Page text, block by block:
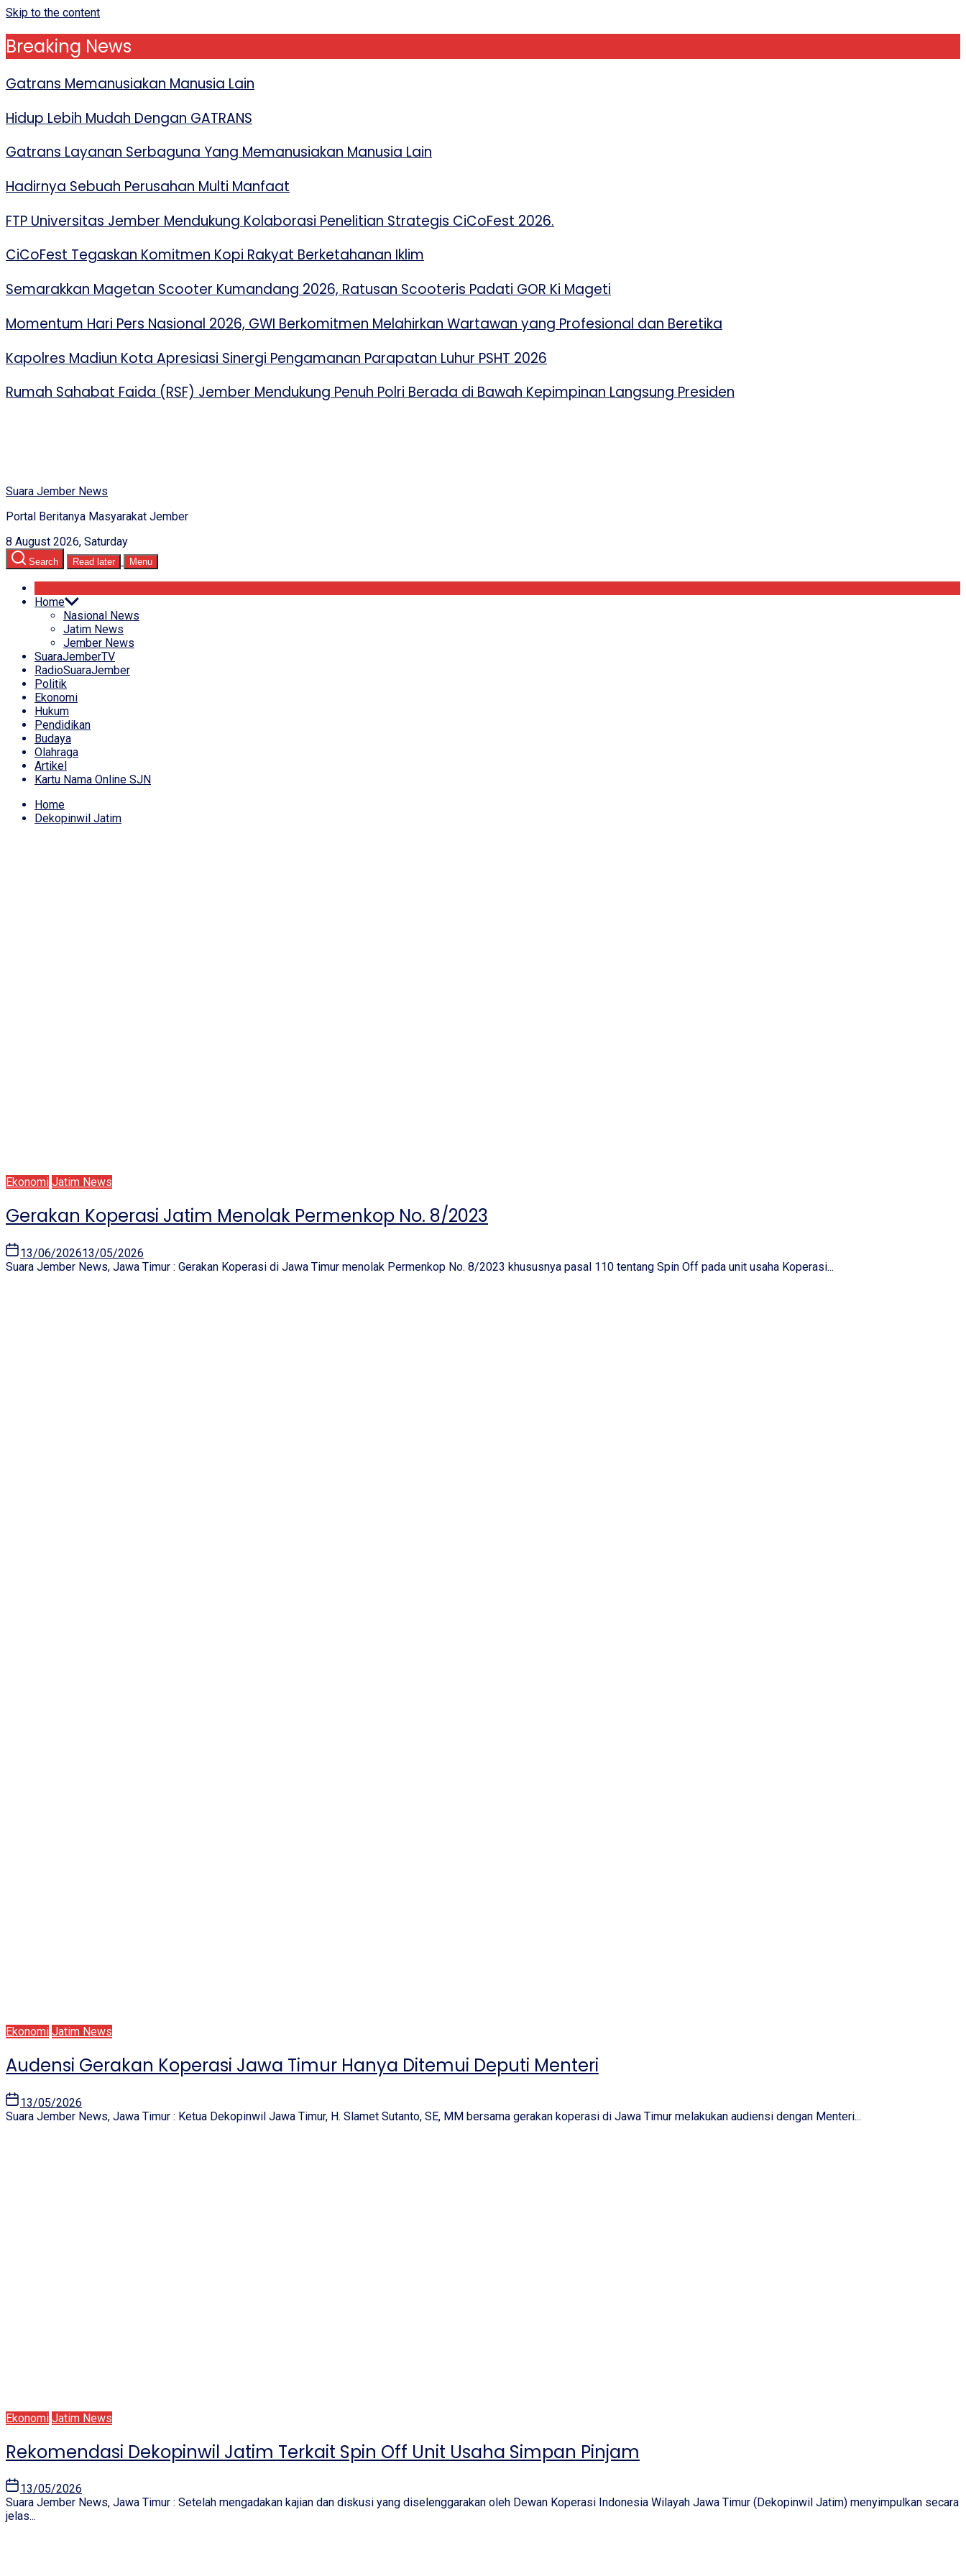
Skip to the content
Breaking News
Gatrans Memanusiakan Manusia Lain
Hidup Lebih Mudah Dengan GATRANS
Gatrans Layanan Serbaguna Yang Memanusiakan Manusia Lain
Hadirnya Sebuah Perusahan Multi Manfaat
FTP Universitas Jember Mendukung Kolaborasi Penelitian Strategis CiCoFest 2026.
CiCoFest Tegaskan Komitmen Kopi Rakyat Berketahanan Iklim
Semarakkan Magetan Scooter Kumandang 2026, Ratusan Scooteris Padati GOR Ki Mageti
Momentum Hari Pers Nasional 2026, GWI Berkomitmen Melahirkan Wartawan yang Profesional dan Beretika
Kapolres Madiun Kota Apresiasi Sinergi Pengamanan Parapatan Luhur PSHT 2026
Rumah Sahabat Faida (RSF) Jember Mendukung Penuh Polri Berada di Bawah Kepimpinan Langsung Presiden
Suara Jember News
Portal Beritanya Masyarakat Jember
8 August 2026, Saturday
Search Read later Menu
Home
Nasional News
Jatim News
Jember News
SuaraJemberTV
RadioSuaraJember
Politik
Ekonomi
Hukum
Pendidikan
Budaya
Olahraga
Artikel
Kartu Nama Online SJN
Home
Dekopinwil Jatim
Ekonomi Jatim News
Gerakan Koperasi Jatim Menolak Permenkop No. 8/2023
13/06/202613/05/2026
Suara Jember News, Jawa Timur : Gerakan Koperasi di Jawa Timur menolak Permenkop No. 8/2023 khususnya pasal 110 tentang Spin Off pada unit usaha Koperasi...
Ekonomi Jatim News
Audensi Gerakan Koperasi Jawa Timur Hanya Ditemui Deputi Menteri
13/05/2026
Suara Jember News, Jawa Timur : Ketua Dekopinwil Jawa Timur, H. Slamet Sutanto, SE, MM bersama gerakan koperasi di Jawa Timur melakukan audiensi dengan Menteri...
Ekonomi Jatim News
Rekomendasi Dekopinwil Jatim Terkait Spin Off Unit Usaha Simpan Pinjam
13/05/2026
Suara Jember News, Jawa Timur : Setelah mengadakan kajian dan diskusi yang diselenggarakan oleh Dewan Koperasi Indonesia Wilayah Jawa Timur (Dekopinwil Jatim) menyimpulkan secara
jelas...